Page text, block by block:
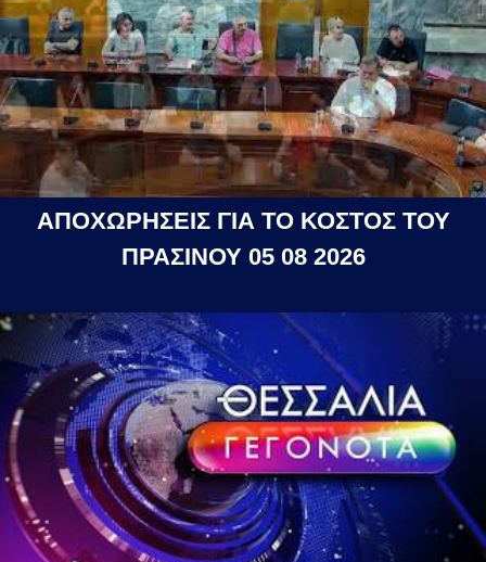
ΑΠΟΧΩΡΗΣΕΙΣ ΓΙΑ ΤΟ ΚΟΣΤΟΣ ΤΟΥ
ΠΡΑΣΙΝΟΥ 05 08 2026